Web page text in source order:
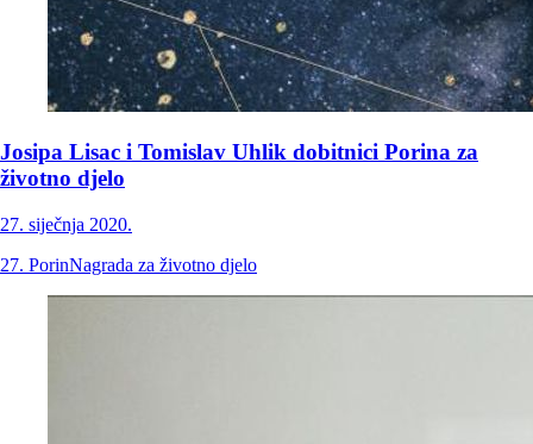
Josipa Lisac i Tomislav Uhlik dobitnici Porina za
životno djelo
27. siječnja 2020.
27. PorinNagrada za životno djelo